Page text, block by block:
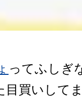
ってふしぎ
目買いして